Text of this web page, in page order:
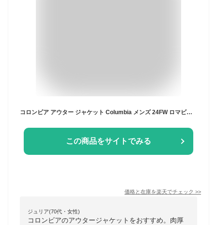
コロンビア アウター ジャケット Columbia メンズ 24FW ロマビスタ フーディ JKT ( Loma Vista Hoodie JACKET 裏地 フリース 中綿 ブルゾン マウンテン パーカー 2024秋冬 新作 アウトドア キャンプ 山登り 防寒 通勤 通学 XM4292 )
この商品をサイトでみる
価格と在庫を楽天でチェック >>
ジュリア(70代・女性)
コロンビアのアウタージャケットをおすすめ。肉厚